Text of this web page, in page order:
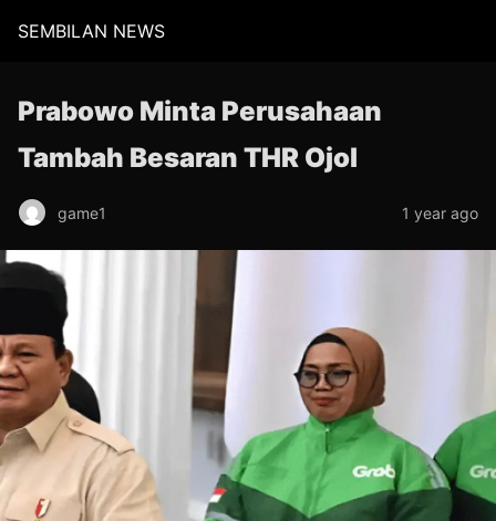
SEMBILAN NEWS
Prabowo Minta Perusahaan
Tambah Besaran THR Ojol
game1 1 year ago